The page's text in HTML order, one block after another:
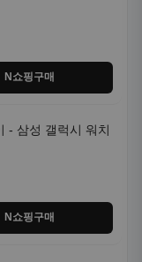
N쇼핑구매
- 삼성 갤럭시 워치
N쇼핑구매